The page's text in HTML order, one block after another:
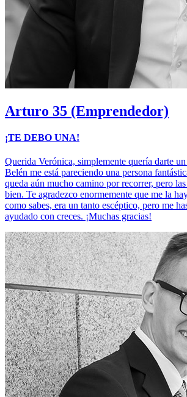
Arturo 35 (Emprendedor)
¡TE DEBO UNA!
Querida Verónica, simplemente quería darte un
Belén me está pareciendo una persona
queda aún mucho camino por recorrer, pero
bien. Te agradezco enormemente que me la
como sabes, era un tanto escéptico, pero me
ayudado con creces. ¡Muchas gracias!